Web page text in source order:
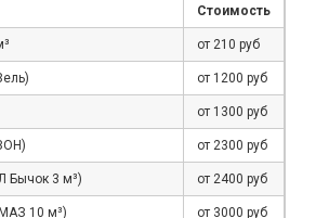
Стоимость
от 210 руб
от 1200 руб
от 1300 руб
от 2300 руб
Бычок 3 м³) от 2400 руб
10 м³) от 3000 руб